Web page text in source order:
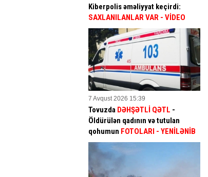
Kiberpolis əməliyyat keçirdi:
SAXLANILANLAR VAR - VİDEO
7 Avqust 2026 15:39
Tovuzda DƏHŞƏTLİ QƏTL -
Öldürülən qadının və tutulan
qohumun FOTOLARI - YENİLƏNİB